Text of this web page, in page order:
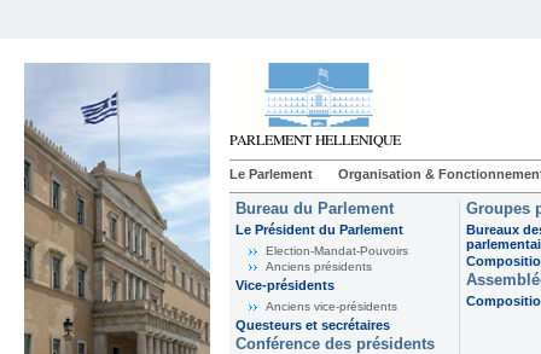
Le Parlement Organisation &
Bureau du Parlement
Le Président du Parlement
Election-Mandat-Pouvoirs
Anciens présidents
Vice-présidents
Anciens vice-présidents
Questeurs et secrétaires
Conférence des présidents
Groupes
Bureaux